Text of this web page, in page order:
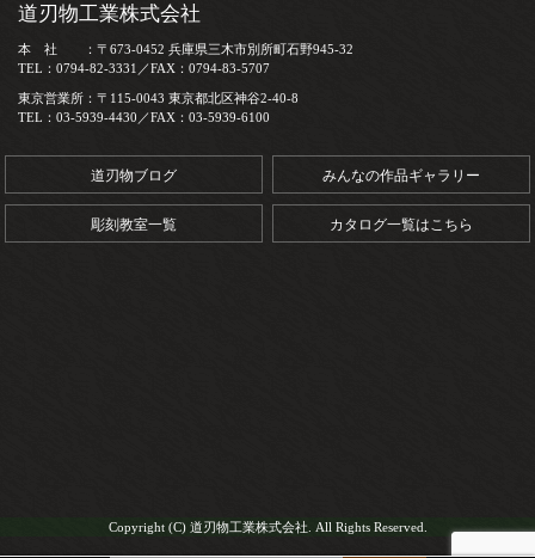
道刃物工業株式会社
本 社 ：〒673-0452 兵庫県三木市別所町石野945-32
TEL：0794-82-3331／FAX：0794-83-5707
東京営業所：〒115-0043 東京都北区神谷2-40-8
TEL：03-5939-4430／FAX：03-5939-6100
道刃物ブログ みんなの作品ギャラリー
彫刻教室一覧 カタログ一覧はこちら
Copyright (C) 道刃物工業株式会社. All Rights Reserved.